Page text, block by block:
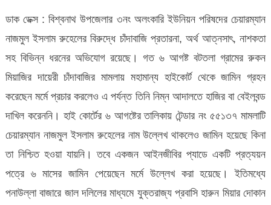
চেয়ারম্যানের
বিরুদ্ধে
যত
অভিযোগ
ডাক ডেক্স : বিশ্বনাথ উপজেলার ৩নং অলংকারি ইউনিয়ন পরিষদের চেয়ারম্যান
নাজমুল ইসলাম রুহেলের বিরুদ্ধে চাঁদাবাজি প্রতারনা, অর্থ আত্নসাৎ, নাশকতা
সহ বিভিন্ন ধরনের অভিযোগ রয়েছে। গত ৬ আগষ্ট বটতলা গ্রামের রুকন
মিয়াজির দায়েরী চাঁদাবাজির মামলায় মহামান্য হাইকোর্ট থেকে জামিন গ্রহন
করেছেন মর্মে প্রচার করলেও এ পর্যন্ত তিনি নিম্ন আদালতে হাজির বা বেইলবন্ড
দাখিল করেননি। হাই কোর্টের ৬ আগষ্টের তালিকায় টেন্ডার নং ৫৫১৩৭ মামলাটি
চেয়ারম্যান নাজমুল ইসলাম রুহেলের নাম উল্লেখ থাকলেও জামিন হয়েছে কিনা
তা নিশ্চিত হওয়া যায়নি। তবে একজন আইনজীবির প্যাডে একটি প্রত্যয়ন
পত্রে ৬ মাসের জামিন পেয়েছেন মর্মে উল্লেখ করা হয়েছে। ইতিমধ্যে
পনাউল্লা বাজারে জাল দলিলের মাধ্যমে যুক্তরাজ্য প্রবাসি হারুন মিয়ার দোকান